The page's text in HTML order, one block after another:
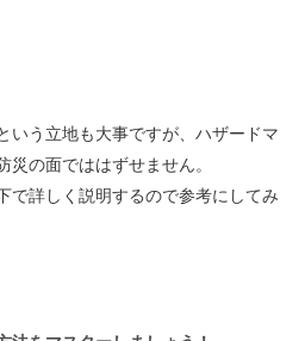
いう立地も大事ですが、ハザードマ
災の面でははずせません。
で詳しく説明するので参考にしてみ